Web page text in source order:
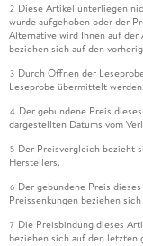
2 Diese Artikel unterliegen
wurde aufgehoben oder der
Alternative wird Ihnen auf der
beziehen sich auf den
3 Durch Öffnen der
Leseprobe übermittelt werden.
4 Der gebundene Preis
dargestellten Datums vom
5 Der Preisvergleich bezieht
Herstellers.
6 Der gebundene Preis
Preissenkungen beziehen
7 Die Preisbindung dieses
beziehen sich auf den letzten